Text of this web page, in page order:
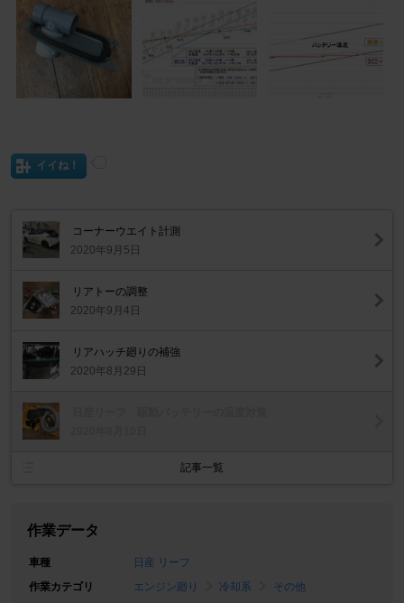
イイね！
コーナーウエイト計測
2020年9月5日
リアトーの調整
2020年9月4日
リアハッチ廻りの補強
2020年8月29日
記事一覧
作業データ
車種
日産 リーフ
作業カテゴリ
エンジン廻り 冷却系
その他